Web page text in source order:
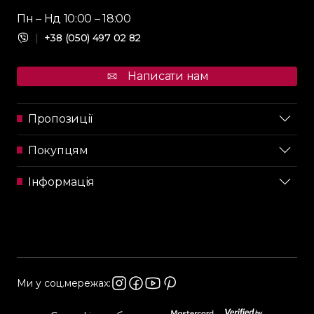
Пн – Нд 10:00 – 18:00
| +38 (050) 497 02 82
Написати нам
Пропозиції
Покупцям
Інформація
Ми у соц.мережах: